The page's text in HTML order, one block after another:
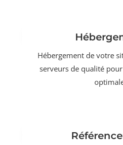
Hébergement de votre
serveurs de qualité